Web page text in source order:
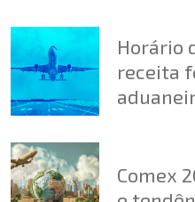
Horário
receita
Comex